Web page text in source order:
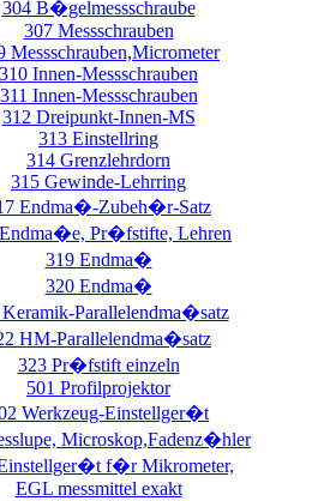
304 B�gelmessschraube
307 Messschrauben
Messschrauben,Micrometer
310 Innen-Messschrauben
311 Innen-Messschrauben
312 Dreipunkt-Innen-MS
313 Einstellring
314 Grenzlehrdorn
315 Gewinde-Lehrring
Endma�-Zubeh�r-Satz
Pr�fstifte, Lehren
319 Endma�
320 Endma�
Parallelendma�satz
HM-Parallelendma�satz
323 Pr�fstift einzeln
501 Profilprojektor
Werkzeug-Einstellger�t
Microskop,Fadenz�hler
f�r Mikrometer,
EGL messmittel exakt